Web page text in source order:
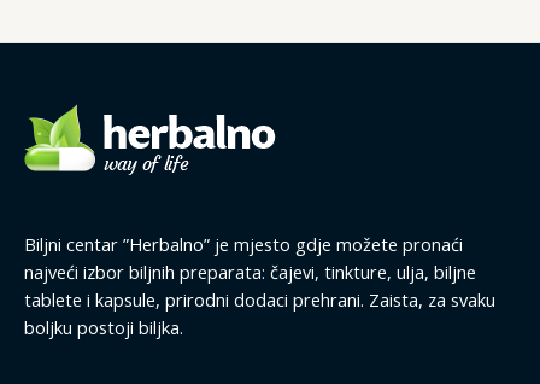
Biljni centar ”Herbalno” je mjesto gdje možete pronaći
najveći izbor biljnih preparata: čajevi, tinkture, ulja, biljne
tablete i kapsule, prirodni dodaci prehrani. Zaista, za svaku
boljku postoji biljka.